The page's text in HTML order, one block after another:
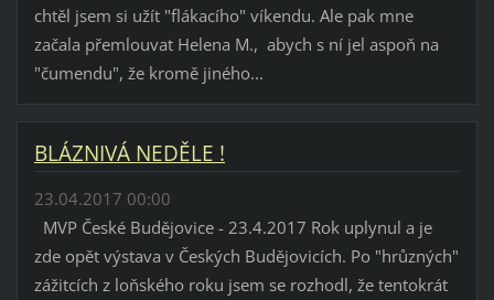
chtěl jsem si užít "flákacího" víkendu. Ale pak mne
začala přemlouvat Helena M., abych s ní jel aspoň na
"čumendu", že kromě jiného...
BLÁZNIVÁ NEDĚLE !
23.04.2017 00:00
MVP České Budějovice - 23.4.2017 Rok uplynul a je
zde opět výstava v Českých Budějovicích. Po "hrůzných"
zážitcích z loňského roku jsem se rozhodl, že tentokrát